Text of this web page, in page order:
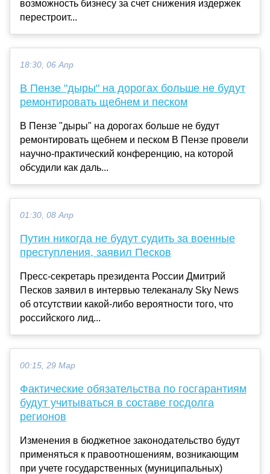
возможность бизнесу за счет снижения издержек
перестроит...
18:30, 06 Апр
В Пензе "дыры" на дорогах больше не будут
ремонтировать щебнем и песком
В Пензе "дыры" на дорогах больше не будут
ремонтировать щебнем и песком В Пензе провели
научно-практический конференцию, на которой
обсудили как даль...
01:30, 08 Апр
Путин никогда не будут судить за военные
преступления, заявил Песков
Пресс-секретарь президента России Дмитрий
Песков заявил в интервью телеканалу Sky News
об отсутствии какой-либо вероятности того, что
российского лид...
00:15, 29 Мар
Фактические обязательства по госгарантиям
будут учитываться в составе госдолга
регионов
Изменения в бюджетное законодательство будут
применяться к правоотношениям, возникающим
при учете государственных (муниципальных)